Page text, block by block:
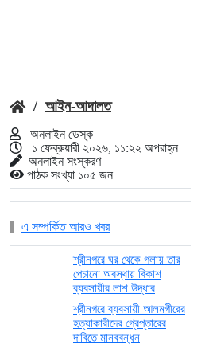
/ আইন-আদালত
অনলাইন ডেস্ক
১ ফেব্রুয়ারী ২০২৬, ১১:২২ অপরাহ্ন
অনলাইন সংস্করণ
পাঠক সংখ্যা ১০৫ জন
এ সম্পর্কিত আরও খবর
শ্রীনগরে ঘর থেকে গলায় তার
পেচানো অবস্থায় বিকাশ
ব্যবসায়ীর লাশ উদ্ধার
শ্রীনগরে ব্যবসায়ী আলমগীরের
হত্যাকারীদের গ্রেপ্তারের
দাবিতে মানববন্ধন